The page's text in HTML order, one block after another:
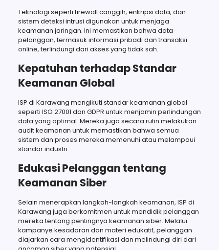
Teknologi seperti firewall canggih, enkripsi data, dan
sistem deteksi intrusi digunakan untuk menjaga
keamanan jaringan. Ini memastikan bahwa data
pelanggan, termasuk informasi pribadi dan transaksi
online, terlindungi dari akses yang tidak sah.
Kepatuhan terhadap Standar
Keamanan Global
ISP di Karawang mengikuti standar keamanan global
seperti ISO 27001 dan GDPR untuk menjamin perlindungan
data yang optimal. Mereka juga secara rutin melakukan
audit keamanan untuk memastikan bahwa semua
sistem dan proses mereka memenuhi atau melampaui
standar industri.
Edukasi Pelanggan tentang
Keamanan Siber
Selain menerapkan langkah-langkah keamanan, ISP di
Karawang juga berkomitmen untuk mendidik pelanggan
mereka tentang pentingnya keamanan siber. Melalui
kampanye kesadaran dan materi edukatif, pelanggan
diajarkan cara mengidentifikasi dan melindungi diri dari